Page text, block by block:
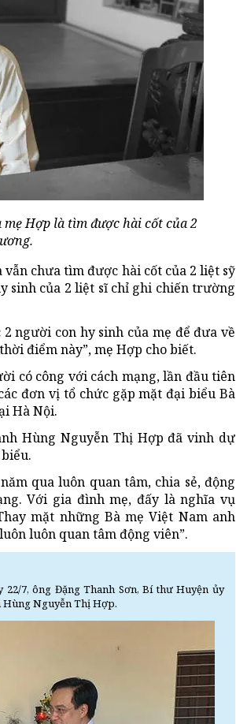
Hợp là tìm được hài cốt của 2
chưa tìm được hài cốt của 2 liệt sỹ
sinh của 2 liệt sĩ chỉ ghi chiến trường
người con hy sinh của mẹ để đưa về
điểm này”, mẹ Hợp cho biết.
có công với cách mạng, lần đầu tiên
đơn vị tổ chức gặp mặt đại biểu Bà
Hà Nội.
Hùng Nguyễn Thị Hợp đã vinh dự
qua luôn quan tâm, chia sẻ, động
Với gia đình mẹ, đấy là nghĩa vụ
mặt những Bà mẹ Việt Nam anh
luôn quan tâm động viên”.
7, ông Đặng Thanh Sơn, Bí thư Huyện ủy
Hùng Nguyễn Thị Hợp.